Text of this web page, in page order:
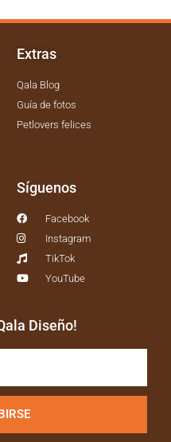
Extras
Qala Blog
Guía de fotos
Petlovers felices
Síguenos
Facebook
Instagram
TikTok
YouTube
Diseño!